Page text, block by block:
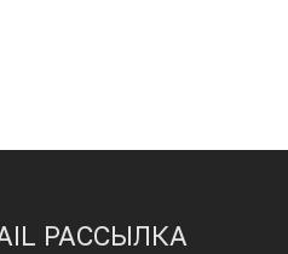
РАССЫЛКА